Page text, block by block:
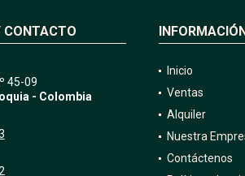
CONTACTO
45-09
- Colombia
Inicio
Ventas
Alquiler
Nuestra
Contáctenos